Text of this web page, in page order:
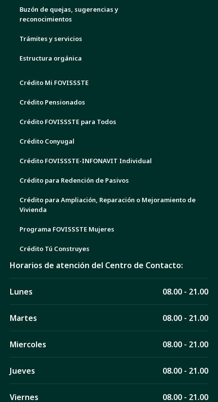
Buzón de quejas, sugerencias y
reconocimientos
Trámites y servicios
Estructura orgánica
Crédito Mi FOVISSSTE
Crédito Pensionados
Crédito FOVISSSTE para Todos
Crédito Conyugal
Crédito FOVISSSTE-INFONAVIT Individual
Crédito para Redención de Pasivos
Crédito para Ampliación, Reparación o Mejoramiento de
Vivienda
Programa FOVISSSTE Mujeres
Crédito Tú Construyes
Horarios de atención del Centro de Contacto:
Lunes 08.00 - 21.00
Martes 08.00 - 21.00
Miercoles 08.00 - 21.00
Jueves 08.00 - 21.00
Viernes 08.00 - 21.00